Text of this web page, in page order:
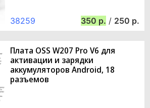
38259 350 / 250
Плата OSS W207 Pro V6 для
активации и зарядки
аккумуляторов Android, 18
разъемов